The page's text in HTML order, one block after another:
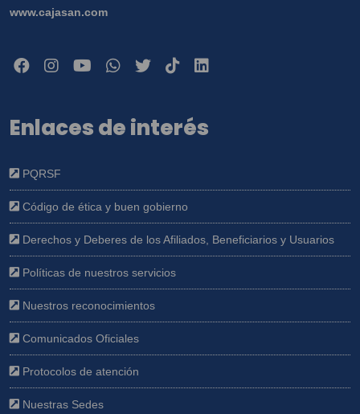
www.cajasan.com
Enlaces de interés
PQRSF
Código de ética y buen gobierno
Derechos y Deberes de los Afiliados, Beneficiarios y Usuarios
Políticas de nuestros servicios
Nuestros reconocimientos
Comunicados Oficiales
Protocolos de atención
Nuestras Sedes